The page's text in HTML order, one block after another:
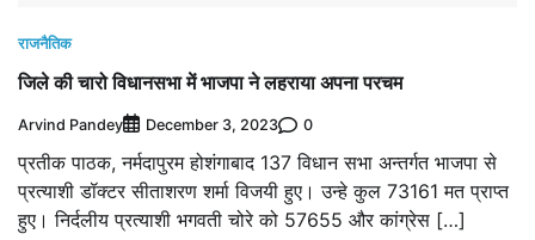
राजनैतिक
जिले की चारो विधानसभा में भाजपा ने लहराया अपना परचम
Arvind Pandey December 3, 2023 0
प्रतीक पाठक, नर्मदापुरम होशंगाबाद 137 विधान सभा अन्तर्गत भाजपा से
प्रत्याशी डॉक्टर सीताशरण शर्मा विजयी हुए। उन्हे कुल 73161 मत प्राप्त
हुए। निर्दलीय प्रत्याशी भगवती चोरे को 57655 और कांग्रेस […]